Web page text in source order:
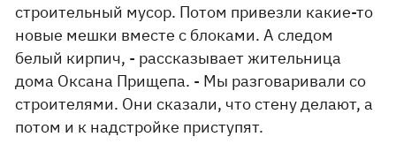
строительный мусор. Потом привезли какие-то
новые мешки вместе с блоками. А следом
белый кирпич, - рассказывает жительница
дома Оксана Прищепа. - Мы разговаривали со
строителями. Они сказали, что стену делают, а
потом и к надстройке приступят.